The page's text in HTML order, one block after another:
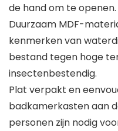
de hand om te openen.
Duurzaam MDF-
kenmerken van
bestand tegen hoge
insectenbestendig.
Plat verpakt en
badkamerkasten aan
personen zijn nodig